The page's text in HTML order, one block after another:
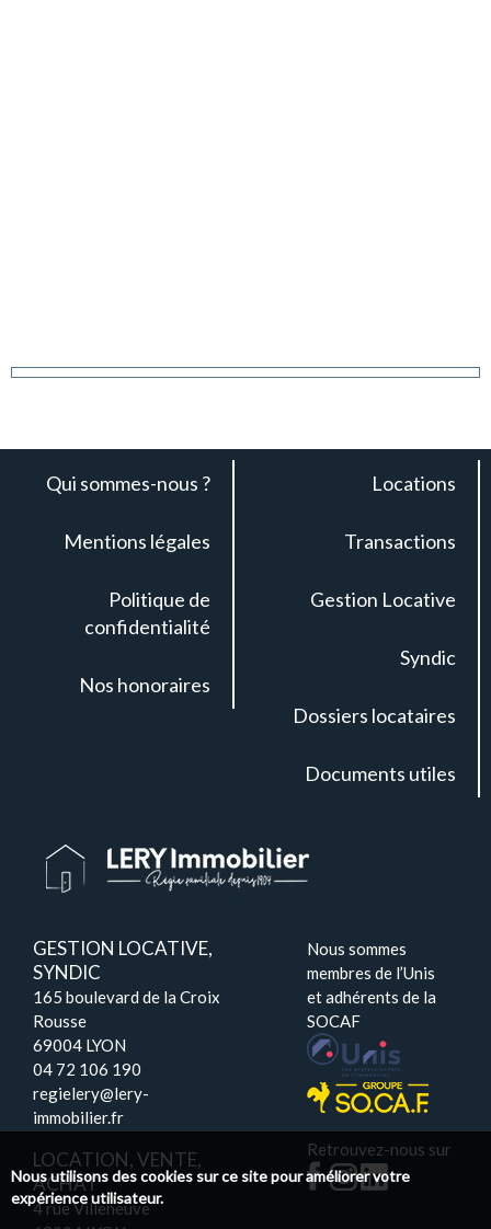
Qui sommes-nous ?
Mentions légales
Politique de
confidentialité
Nos honoraires
Locations
Transactions
Gestion Locative
Syndic
Dossiers locataires
Documents utiles
GESTION LOCATIVE,
SYNDIC
165 boulevard de la Croix
Rousse
69004 LYON
04 72 106 190
regielery@lery-
immobilier.fr
LOCATION, VENTE,
ACHAT
4 rue Villeneuve
Nous sommes
membres de l’Unis
et adhérents de la
SOCAF
Retrouvez-nous sur
Nous utilisons des cookies sur ce site pour améliorer votre
expérience utilisateur.